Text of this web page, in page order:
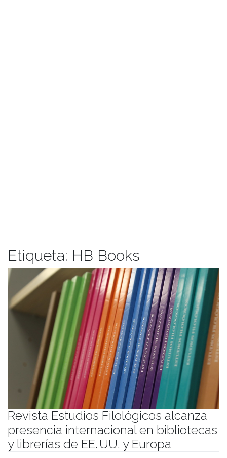
Etiqueta: HB Books
Revista Estudios Filológicos alcanza
presencia internacional en bibliotecas
y librerías de EE. UU. y Europa